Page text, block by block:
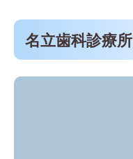
名立歯科診療所